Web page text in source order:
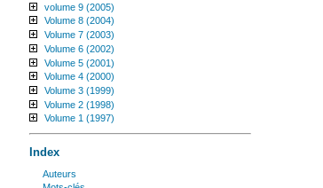
volume 9 (2005)
Volume 8 (2004)
Volume 7 (2003)
Volume 6 (2002)
Volume 5 (2001)
Volume 4 (2000)
Volume 3 (1999)
Volume 2 (1998)
Volume 1 (1997)
Index
Auteurs